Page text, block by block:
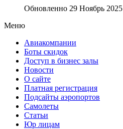
Обновленно 29 Ноябрь 2025
Меню
Авиакомпании
Боты скидок
Доступ в бизнес залы
Новости
О сайте
Платная регистрация
Подсайты аэропортов
Самолеты
Статьи
Юр лицам